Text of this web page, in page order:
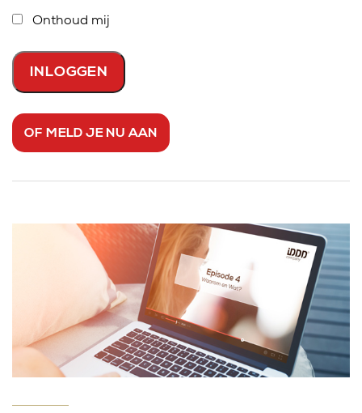
Onthoud mij
OF MELD JE NU AAN